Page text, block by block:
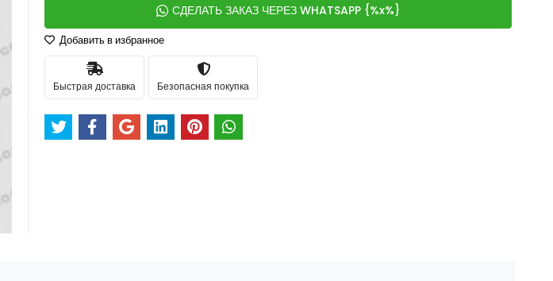
СДЕЛАТЬ ЗАКАЗ ЧЕРЕЗ WHATSAPP {%x%}
Добавить в избранное
Быстрая доставка Безопасная покупка